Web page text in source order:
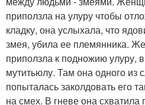
приползла на улуру чтобы
кладку, она услыхала, что
змея, убила ее племянника.
приползла к подножию улуру,
мутитьюлу. Там она одного из
попыталась заколдовать его
на смех. В гневе она